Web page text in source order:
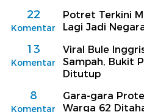
22
Komentar
Potret Terkini
Lagi Jadi
13
Komentar
Viral Bule
Sampah, Bukit
Ditutup
8
Komentar
Gara-gara
Warga 62